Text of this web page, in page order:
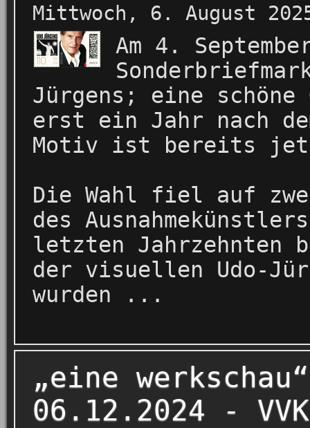
Mittwoch, 6. August
Am 4.
Jürgens; eine schöne
erst ein Jahr nach
Motiv ist bereits
Die Wahl fiel auf zwei
des
letzten Jahrzehnten
der visuellen Udo-
wurden ...
„eine
06.12.2024 -